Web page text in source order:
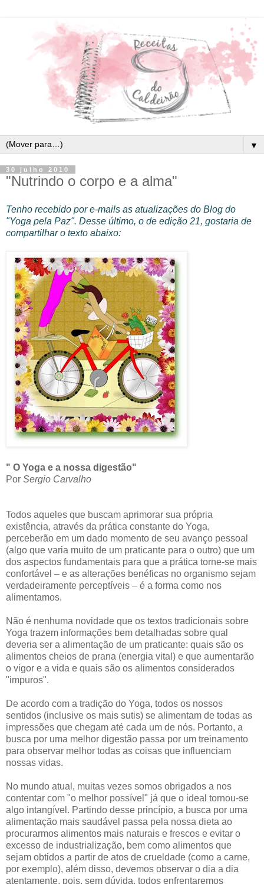
▼
30 julho 2010
"Nutrindo o corpo e a alma"
Tenho recebido por e-mails as atualizações do Blog do
"Yoga pela Paz". Desse último, o de edição 21, gostaria de
compartilhar o texto abaixo:
" O Yoga e a nossa digestão"
Por Sergio Carvalho
Todos aqueles que buscam aprimorar sua própria
existência, através da prática constante do Yoga,
perceberão em um dado momento de seu avanço pessoal
(algo que varia muito de um praticante para o outro) que um
dos aspectos fundamentais para que a prática torne-se mais
confortável – e as alterações benéficas no organismo sejam
verdadeiramente perceptíveis – é a forma como nos
alimentamos.
Não é nenhuma novidade que os textos tradicionais sobre
Yoga trazem informações bem detalhadas sobre qual
deveria ser a alimentação de um praticante: quais são os
alimentos cheios de prana (energia vital) e que aumentarão
o vigor e a vida e quais são os alimentos considerados
"impuros".
De acordo com a tradição do Yoga, todos os nossos
sentidos (inclusive os mais sutis) se alimentam de todas as
impressões que chegam até cada um de nós. Portanto, a
busca por uma melhor digestão passa por um treinamento
para observar melhor todas as coisas que influenciam
nossas vidas.
No mundo atual, muitas vezes somos obrigados a nos
contentar com "o melhor possível" já que o ideal tornou-se
algo intangível. Partindo desse princípio, a busca por uma
alimentação mais saudável passa pela nossa dieta ao
procurarmos alimentos mais naturais e frescos e evitar o
excesso de industrialização, bem como alimentos que
sejam obtidos a partir de atos de crueldade (como a carne,
por exemplo), além disso, devemos observar o dia a dia
atentamente, pois, sem dúvida, todos enfrentaremos